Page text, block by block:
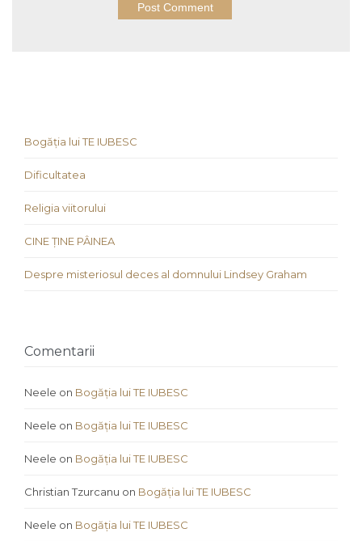
Bogăția lui TE IUBESC
Dificultatea
Religia viitorului
CINE ȚINE PÂINEA
Despre misteriosul deces al domnului Lindsey Graham
Comentarii
Neele on Bogăția lui TE IUBESC
Neele on Bogăția lui TE IUBESC
Neele on Bogăția lui TE IUBESC
Christian Tzurcanu on Bogăția lui TE IUBESC
Neele on Bogăția lui TE IUBESC